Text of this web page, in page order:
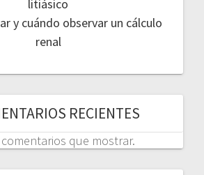
litiásico
y cuándo observar un cálculo
renal
RECIENTES
que mostrar.